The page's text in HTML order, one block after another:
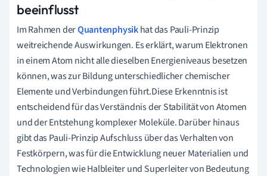
beeinflusst
Im Rahmen derQuantenphysikhat das Pauli-Prinzip
weitreichende Auswirkungen. Es erklärt, warum Elektronen
in einem Atom nicht alle dieselben Energieniveaus besetzen
können, was zur Bildung unterschiedlicher chemischer
Elemente und Verbindungen führt.Diese Erkenntnis ist
entscheidend für das Verständnis der Stabilität von Atomen
und der Entstehung komplexer Moleküle. Darüber hinaus
gibt das Pauli-Prinzip Aufschluss über das Verhalten von
Festkörpern, was für die Entwicklung neuer Materialien und
Technologien wie Halbleiter und Superleiter von Bedeutung